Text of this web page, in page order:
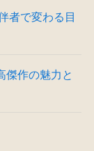
者で変わる目
傑作の魅力と